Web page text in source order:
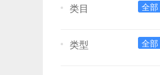
类目 全部
类型 全部